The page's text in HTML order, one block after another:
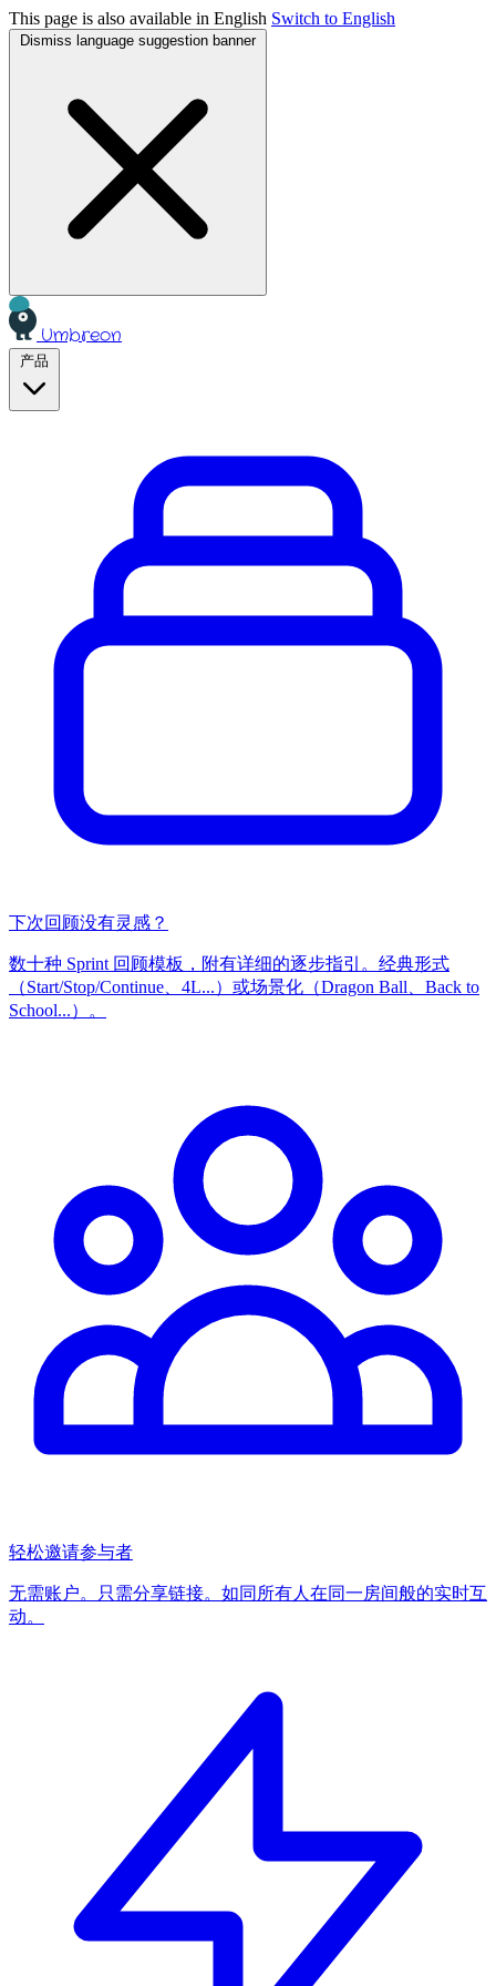
This page is also available in English Switch to English
Dismiss language suggestion banner
Umbreon
下次回顾没有灵感？
数十种 Sprint 回顾模板，附有详细的逐步指引。经典形式
（Start/Stop/Continue、4L...）或场景化（Dragon Ball、Back to
School...）。
轻松邀请参与者
无需账户。只需分享链接。如同所有人在同一房间般的实时互
动。